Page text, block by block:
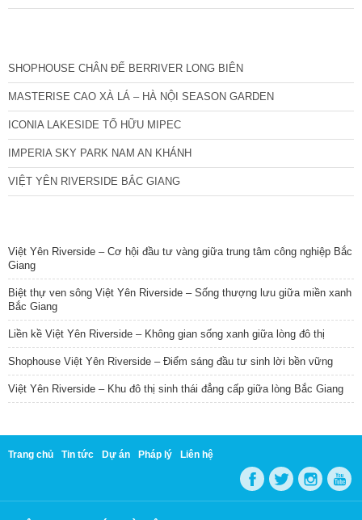
SHOPHOUSE CHÂN ĐẾ BERRIVER LONG BIÊN
MASTERISE CAO XÀ LÁ – HÀ NỘI SEASON GARDEN
ICONIA LAKESIDE TỐ HỮU MIPEC
IMPERIA SKY PARK NAM AN KHÁNH
VIỆT YÊN RIVERSIDE BẮC GIANG
Việt Yên Riverside – Cơ hội đầu tư vàng giữa trung tâm công nghiệp Bắc
Giang
Biệt thự ven sông Việt Yên Riverside – Sống thượng lưu giữa miền xanh
Bắc Giang
Liền kề Việt Yên Riverside – Không gian sống xanh giữa lòng đô thị
Shophouse Việt Yên Riverside – Điểm sáng đầu tư sinh lời bền vững
Việt Yên Riverside – Khu đô thị sinh thái đẳng cấp giữa lòng Bắc Giang
Trang chủ Tin tức Dự án Pháp lý Liên hệ